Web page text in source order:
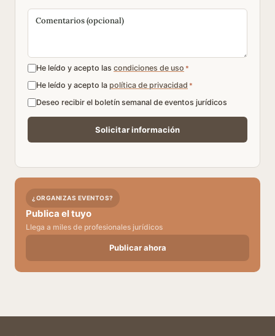
He leído y acepto las condiciones de uso *
He leído y acepto la política de privacidad *
Deseo recibir el boletín semanal de eventos jurídicos
¿ORGANIZAS EVENTOS?
Publica el tuyo
Llega a miles de profesionales jurídicos
Publicar ahora